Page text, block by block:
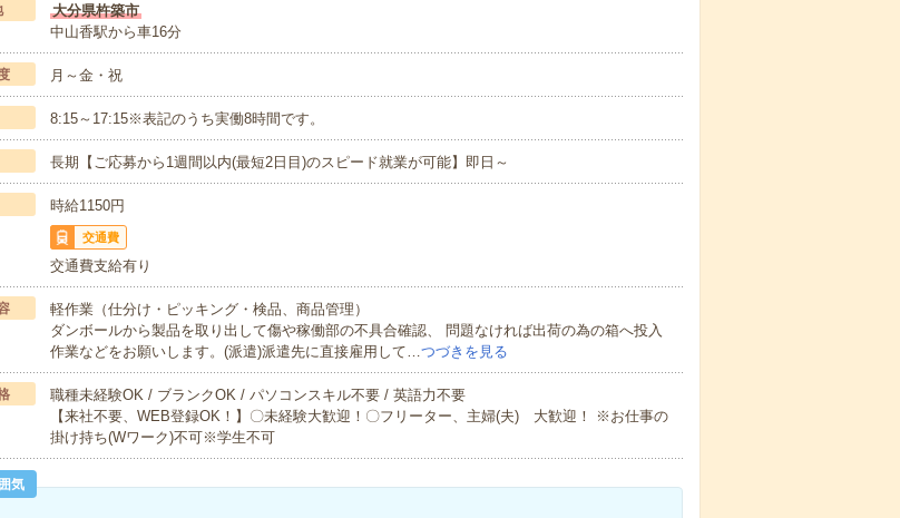
大分県杵築市
中山香駅から車16分
月～金・祝
8:15～17:15※表記のうち実働8時間です。
長期【ご応募から1週間以内(最短2日目)のスピード就業が可能】即日～
時給1150円
交通費
交通費支給有り
軽作業（仕分け・ピッキング・検品、商品管理）
ダンボールから製品を取り出して傷や稼働部の不具合確認、 問題なければ出荷の為の箱へ投入
作業などをお願いします。(派遣)派遣先に直接雇用して…つづきを見る
職種未経験OK / ブランクOK / パソコンスキル不要 / 英語力不要
【来社不要、WEB登録OK！】〇未経験大歓迎！〇フリーター、主婦(夫) 大歓迎！ ※お仕事の
掛け持ち(Wワーク)不可※学生不可
気